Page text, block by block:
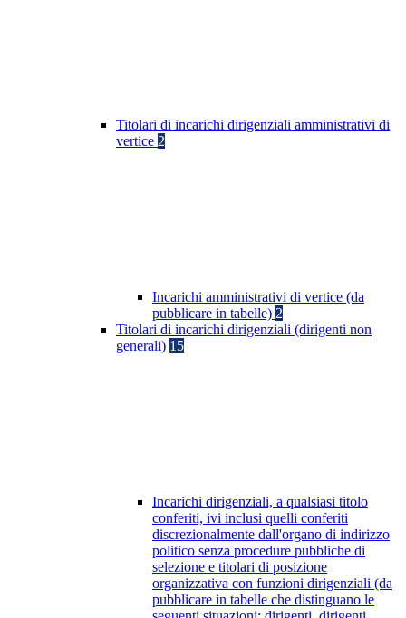
Titolari di incarichi dirigenziali amministrativi di
vertice 2
Incarichi amministrativi di vertice (da
pubblicare in tabelle) 2
Titolari di incarichi dirigenziali (dirigenti non
generali) 15
Incarichi dirigenziali, a qualsiasi titolo
conferiti, ivi inclusi quelli conferiti
discrezionalmente dall'organo di indirizzo
politico senza procedure pubbliche di
selezione e titolari di posizione
organizzativa con funzioni dirigenziali (da
pubblicare in tabelle che distinguano le